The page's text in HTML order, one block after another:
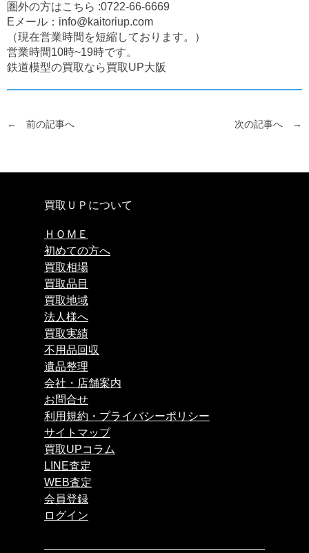
圏外の方はこちら :0722-66-6669
Eメール： info@kaitoriup.com
（現在営業時間を短縮しております。）
営業時間10時~19時です。
鉄道模型の買取なら買取UP大阪
← 前の記事へ 次の記事へ →
買取ＵＰについて
ＨＯＭＥ
初めての方へ
買取相場
買取品目
買取地域
法人様へ
買取実績
不用品回収
遺品整理
会社・店舗案内
お問合せ
利用規約・プライバシーポリシー
サイトマップ
買取UPコラム
LINE査定
WEB査定
会員登録
ログイン